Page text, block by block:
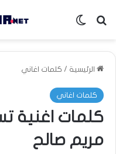
بحث عنالوضع المظلم
الرئيسية / كلمات اغاني
كلمات اغاني
مريم صالح